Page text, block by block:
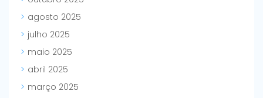
agosto 2025
julho 2025
maio 2025
abril 2025
março 2025